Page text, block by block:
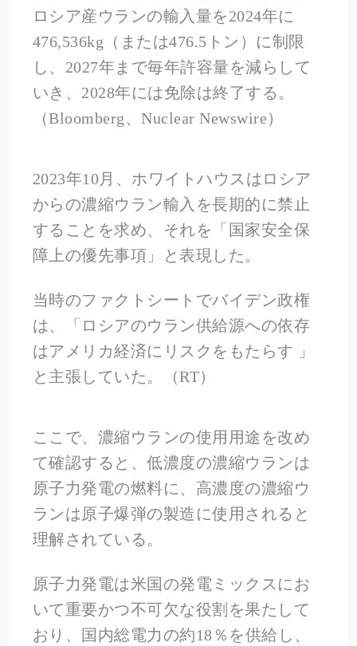
ロシア産ウランの輸入量を2024年に
476,536kg（または476.5トン）に制限
し、2027年まで毎年許容量を減らして
いき、2028年には免除は終了する。
（Bloomberg、Nuclear Newswire）
2023年10月、ホワイトハウスはロシア
からの濃縮ウラン輸入を長期的に禁止
することを求め、それを「国家安全保
障上の優先事項」と表現した。
当時のファクトシートでバイデン政権
は、「ロシアのウラン供給源への依存
はアメリカ経済にリスクをもたらす 」
と主張していた。（RT）
ここで、濃縮ウランの使用用途を改め
て確認すると、低濃度の濃縮ウランは
原子力発電の燃料に、高濃度の濃縮ウ
ランは原子爆弾の製造に使用されると
理解されている。
原子力発電は米国の発電ミックスにお
いて重要かつ不可欠な役割を果たして
おり、国内総電力の約18％を供給し、